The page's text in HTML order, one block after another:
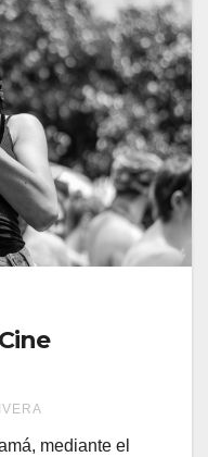
mediante el